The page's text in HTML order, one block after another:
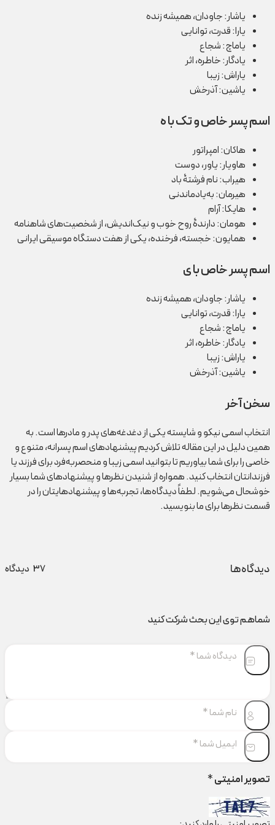
یاشار: جاودان، همیشه زنده
یارا: قدرت، توانایی
یاماچ: شجاع
یادگار: خاطره، اثر
یاراش: زیبا
یاشین: آذرخش
اسم پسر خاص و تک با ه
هاکان: امپراتور
هاویار: یاور، دوست
هیراب: نام فرشتۀ باد
هیرمان: به‌یادماندنی
هایکا: آرام
هومان: دارندۀ روح خوب و نیک‌اندیش، از شخصیت‌های شاهنامه
همایون: خجسته، فرخنده، يكی از هفت دستگاه موسيقی ايرانی
اسم پسر خاص با ی
یاشار: جاودان، همیشه زنده
یارا: قدرت، توانایی
یاماچ: شجاع
یادگار: خاطره، اثر
یاراش: زیبا
یاشین: آذرخش
سخن آخر
انتخاب اسمی نیکو و شایسته یکی از دغدغه‌های پدر و مادرها است. به
همین دلیل در این مقاله تلاش کردیم پیشنهادهای اسم پسرانه، متنوع و
خاصی را برای شما بیاوریم تا بتوانید اسمی زیبا و منحصربه‌فرد برای فرزند یا
فرزندانتان انتخاب کنید. همواره از شنیدن نظرها و پیشنهادهای شما بسیار
خوشحال می‌شویم. لطفاً دیدگاه‌ها، تجربه‌ها و پیشنهادهایتان را در
قسمت نظرها برای ما بنویسید.
دیدگاه‌ها 37 دیدگاه
شماهم توی این بحث شرکت کنید
تصویر امنیتی*